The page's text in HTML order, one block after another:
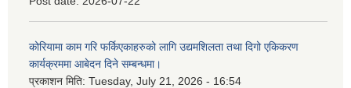
कोरियामा काम गरि फर्किएकाहरुको लागि उद्यमशिलता तथा दिगो एकिकरण
कार्यक्रममा आबेदन दिने सम्बन्धमा।
प्रकाशन मिति: Tuesday, July 21, 2026 - 16:54